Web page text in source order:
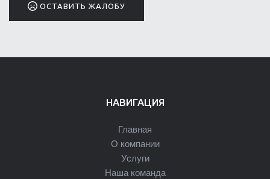
ОСТАВИТЬ ЖАЛОБУ
НАВИГАЦИЯ
Главная
О компании
Услуги
Наша команда